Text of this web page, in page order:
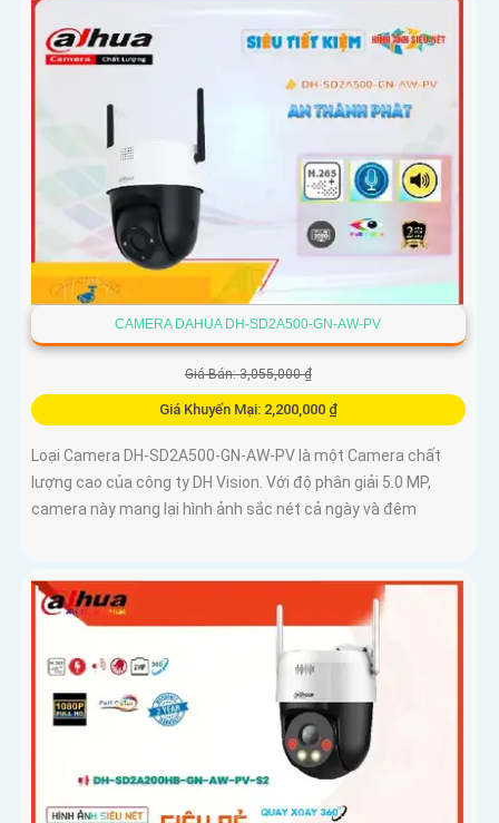
CAMERA DAHUA DH-SD2A500-GN-AW-PV
Giá Bán: 3,055,000 ₫
Giá Khuyến Mại: 2,200,000 ₫
Loại Camera DH-SD2A500-GN-AW-PV là một Camera chất
lượng cao của công ty DH Vision. Với độ phân giải 5.0 MP,
camera này mang lại hình ảnh sắc nét cả ngày và đêm